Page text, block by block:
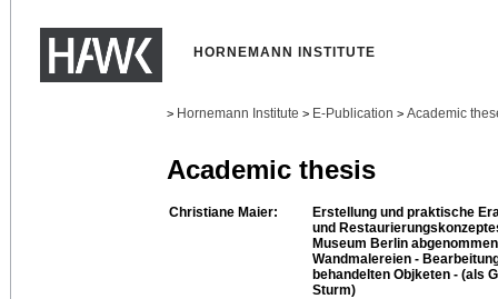
HORNEMANN INSTITUTE
> Hornemann Institute > E-Publication > Academic
Academic thesis
Christiane Maier:
Erstellung und praktische
und
Museum Berlin
Wandmalereien -
behandelten Objketen - (als
Sturm)